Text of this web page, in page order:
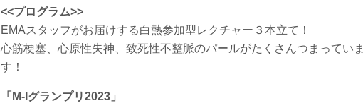
<<プログラム>>
EMAスタッフがお届けする白熱参加型レクチャー３本立て！
心筋梗塞、心原性失神、致死性不整脈のパールがたくさんつまっていま
す！
「M-Iグランプリ2023」